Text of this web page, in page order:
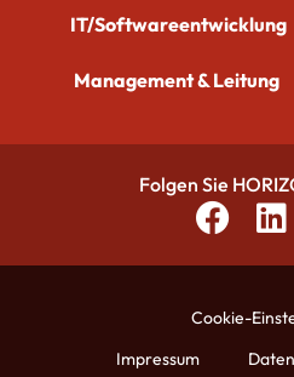
IT/Softwareentwicklung
Management & Leitung
Folgen Sie
Cookie-
Impressum